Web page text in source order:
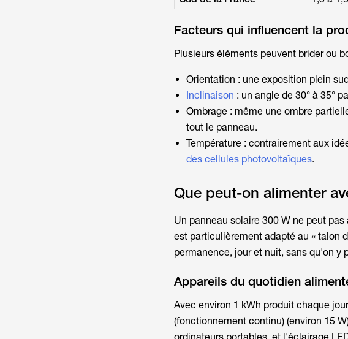
Facteurs qui influencent la
Plusieurs éléments peuvent brider ou
Orientation : une exposition plein
Inclinaison : un angle de 30° à 35°
Ombrage : même une ombre
tout le panneau.
Température : contrairement aux
des cellules photovoltaïques.
Que peut-on alimenter
Un panneau solaire 300 Wne peut pas
est particulièrement adapté au « talon
permanence, jour et nuit, sans qu'on
Appareils du quotidien
Avec environ 1 kWh produit chaque
(fonctionnement continu) (environ 15